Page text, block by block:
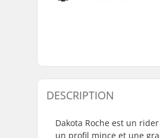
DESCRIPTION
Dakota Roche est un
un profil mince et une